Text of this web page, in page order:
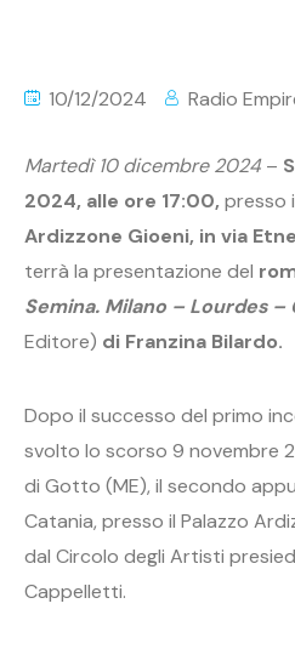
10/12/2024 Radio
Martedì 10 dicembre 2024–
2024, alle ore 17:00, presso
Ardizzone Gioeni, in via
terrà la presentazione del
Semina. Milano – Lourdes
Editore) di Franzina Bilardo.
Dopo il successo del primo
svolto lo scorso 9 novembre
di Gotto (ME), il secondo
Catania, presso il Palazzo
dal Circolo degli Artisti
Cappelletti.